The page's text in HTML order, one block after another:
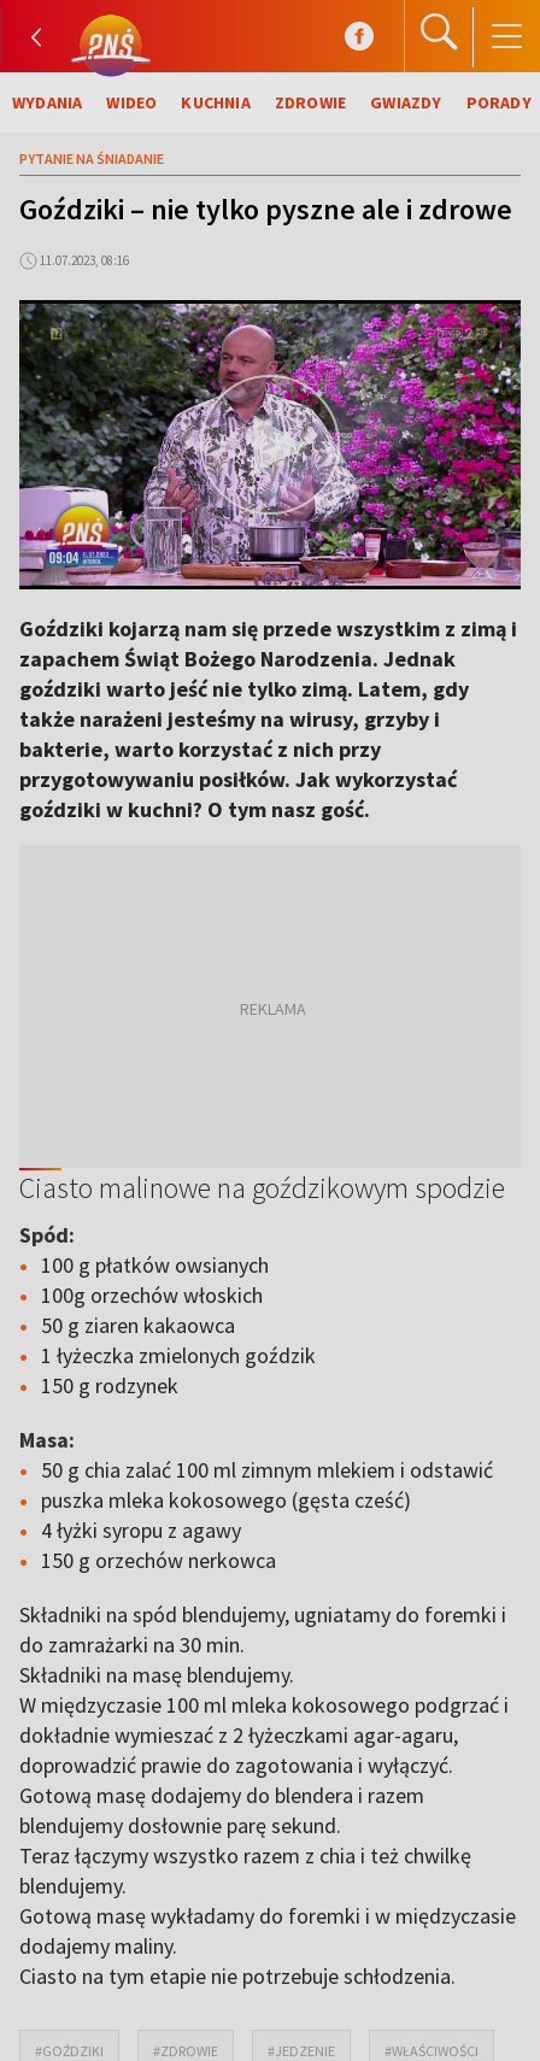
WYDANIA WIDEO KUCHNIA ZDROWIE GWIAZDY PORADY
PYTANIE NA ŚNIADANIE
Goździki – nie tylko pyszne ale i zdrowe
11.07.2023, 08:16
Goździki kojarzą nam się przede wszystkim z zimą i
zapachem Świąt Bożego Narodzenia. Jednak
goździki warto jeść nie tylko zimą. Latem, gdy
także narażeni jesteśmy na wirusy, grzyby i
bakterie, warto korzystać z nich przy
przygotowywaniu posiłków. Jak wykorzystać
goździki w kuchni? O tym nasz gość.
Ciasto malinowe na goździkowym spodzie
Spód:
100 g płatków owsianych
100g orzechów włoskich
50 g ziaren kakaowca
1 łyżeczka zmielonych goździk
150 g rodzynek
Masa:
50 g chia zalać 100 ml zimnym mlekiem i odstawić
puszka mleka kokosowego (gęsta cześć)
4 łyżki syropu z agawy
150 g orzechów nerkowca
Składniki na spód blendujemy, ugniatamy do foremki i
do zamrażarki na 30 min.
Składniki na masę blendujemy.
W międzyczasie 100 ml mleka kokosowego podgrzać i
dokładnie wymieszać z 2 łyżeczkami agar-agaru,
doprowadzić prawie do zagotowania i wyłączyć.
Gotową masę dodajemy do blendera i razem
blendujemy dosłownie parę sekund.
Teraz łączymy wszystko razem z chia i też chwilkę
blendujemy.
Gotową masę wykładamy do foremki i w międzyczasie
dodajemy maliny.
Ciasto na tym etapie nie potrzebuje schłodzenia.
#GOŹDZIKI #ZDROWIE #JEDZENIE #WŁAŚCIWOŚCI